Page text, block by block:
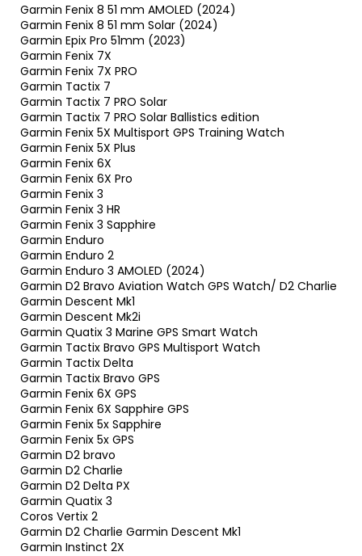
Garmin Fenix 8 51 mm AMOLED (2024)
Garmin Fenix 8 51 mm Solar (2024)
Garmin Epix Pro 51mm (2023)
Garmin Fenix 7X
Garmin Fenix 7X PRO
Garmin Tactix 7
Garmin Tactix 7 PRO Solar
Garmin Tactix 7 PRO Solar Ballistics edition
Garmin Fenix 5X Multisport GPS Training Watch
Garmin Fenix 5X Plus
Garmin Fenix 6X
Garmin Fenix 6X Pro
Garmin Fenix 3
Garmin Fenix 3 HR
Garmin Fenix 3 Sapphire
Garmin Enduro
Garmin Enduro 2
Garmin Enduro 3 AMOLED (2024)
Garmin D2 Bravo Aviation Watch GPS Watch/ D2 Charlie
Garmin Descent Mk1
Garmin Descent Mk2i
Garmin Quatix 3 Marine GPS Smart Watch
Garmin Tactix Bravo GPS Multisport Watch
Garmin Tactix Delta
Garmin Tactix Bravo GPS
Garmin Fenix 6X GPS
Garmin Fenix 6X Sapphire GPS
Garmin Fenix 5x Sapphire
Garmin Fenix 5x GPS
Garmin D2 bravo
Garmin D2 Charlie
Garmin D2 Delta PX
Garmin Quatix 3
Coros Vertix 2
Garmin D2 Charlie Garmin Descent Mk1
Garmin Instinct 2X